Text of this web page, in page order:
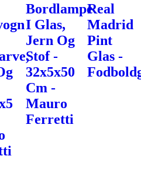
Bordlampe
I Glas,
Jern Og
Stof -
32x5x50
Cm -
Mauro
Ferretti
Real
Madrid
Pint
Glas -